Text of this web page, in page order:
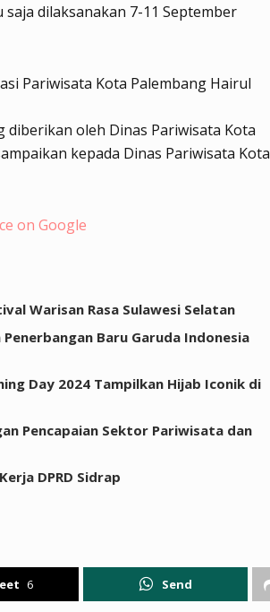
dilaksanakan 7-11 September
Pariwisata Kota Palembang Hairul
oleh Dinas Pariwisata Kota
kepada Dinas Pariwisata Kota
on Google
Warisan Rasa Sulawesi Selatan
Baru Garuda Indonesia
Day 2024 Tampilkan Hijab Iconik di
Pencapaian Sektor Pariwisata dan
DPRD Sidrap
6 Send